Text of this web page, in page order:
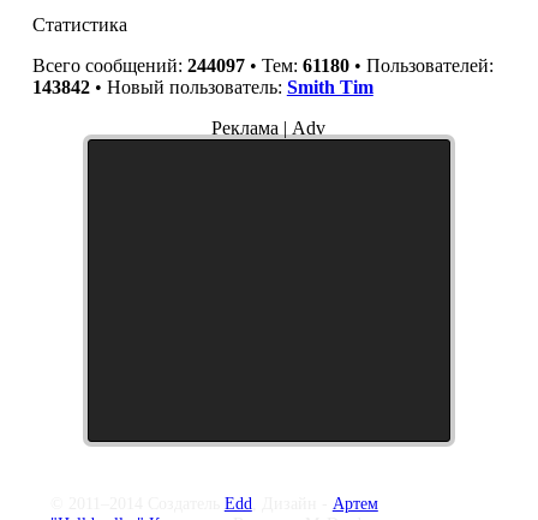
Статистика
Всего сообщений: 244097• Тем: 61180• Пользователей:
143842• Новый пользователь: Smith Tim
Реклама | Adv
Edd
Артем